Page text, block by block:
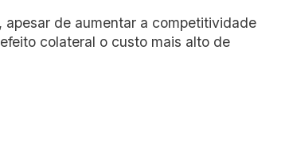
de aumentar a competitividade
colateral o custo mais alto de